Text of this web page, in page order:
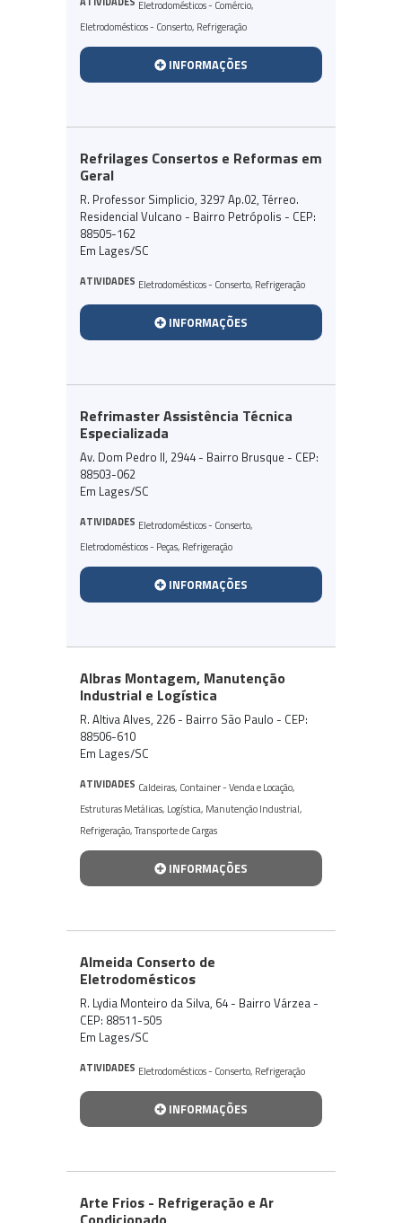
Eletrodomésticos - Comércio,
Eletrodomésticos - Conserto, Refrigeração
INFORMAÇÕES
Refrilages Consertos e Reformas em
Geral
R. Professor Simplicio, 3297 Ap.02, Térreo.
Residencial Vulcano - Bairro Petrópolis - CEP:
88505-162
Em Lages/SC
ATIVIDADES Eletrodomésticos - Conserto, Refrigeração
INFORMAÇÕES
Refrimaster Assistência Técnica
Especializada
Av. Dom Pedro II, 2944 - Bairro Brusque - CEP:
88503-062
Em Lages/SC
ATIVIDADES Eletrodomésticos - Conserto,
Eletrodomésticos - Peças, Refrigeração
INFORMAÇÕES
Albras Montagem, Manutenção
Industrial e Logística
R. Altiva Alves, 226 - Bairro São Paulo - CEP:
88506-610
Em Lages/SC
ATIVIDADES Caldeiras, Container - Venda e Locação,
Estruturas Metálicas, Logística, Manutenção Industrial,
Refrigeração,Transporte de Cargas
INFORMAÇÕES
Almeida Conserto de
Eletrodomésticos
R. Lydia Monteiro da Silva, 64 - Bairro Várzea -
CEP: 88511-505
Em Lages/SC
ATIVIDADES Eletrodomésticos - Conserto, Refrigeração
INFORMAÇÕES
Arte Frios - Refrigeração e Ar